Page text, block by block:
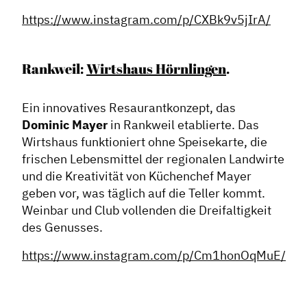
https://www.instagram.com/p/CXBk9v5jIrA/
Rankweil:Wirtshaus Hörnlingen.
Ein innovatives Resaurantkonzept, das
Dominic Mayer in Rankweil etablierte. Das
Wirtshaus funktioniert ohne Speisekarte, die
frischen Lebensmittel der regionalen Landwirte
und die Kreativität von Küchenchef Mayer
geben vor, was täglich auf die Teller kommt.
Weinbar und Club vollenden die Dreifaltigkeit
des Genusses.
https://www.instagram.com/p/Cm1honOqMuE/